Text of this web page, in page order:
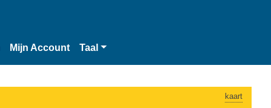
Mijn Account Taal
kaart